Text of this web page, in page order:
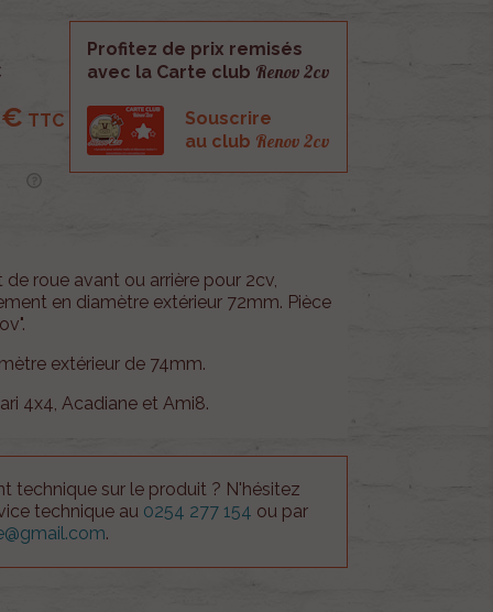
TTC
Profitez de prix remisés
avec la Carte club Renov 2cv
Souscrire
au club Renov 2cv
roue avant ou arrière pour 2cv,
en diamètre extérieur 72mm. Pièce
extérieur de 74mm.
4x4, Acadiane et Ami8.
technique sur le produit ? N'hésitez
technique au 0254 277 154 ou par
.